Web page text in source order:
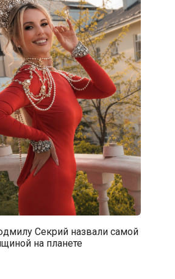
Секрий назвали самой
на планете